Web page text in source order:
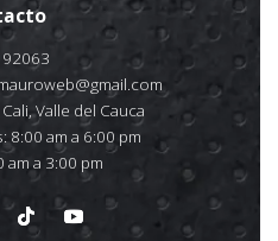
Valle del Cauca
8:00 am a 6:00 pm
am a 3:00 pm